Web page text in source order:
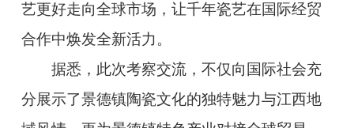
艺更好走向全球市场，让千年瓷艺在国际经贸
合作中焕发全新活力。
据悉，此次考察交流，不仅向国际社会充
分展示了景德镇陶瓷文化的独特魅力与江西地